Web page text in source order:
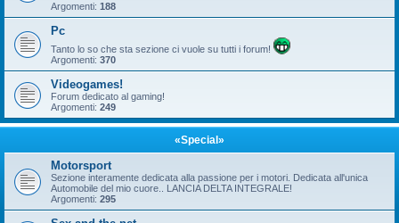
Argomenti: 188
Pc
Tanto lo so che sta sezione ci vuole su tutti i forum!
Argomenti: 370
Videogames!
Forum dedicato al gaming!
Argomenti: 249
«Special»
Motorsport
Sezione interamente dedicata alla passione per i motori. Dedicata all'unica
Automobile del mio cuore.. LANCIA DELTA INTEGRALE!
Argomenti: 295